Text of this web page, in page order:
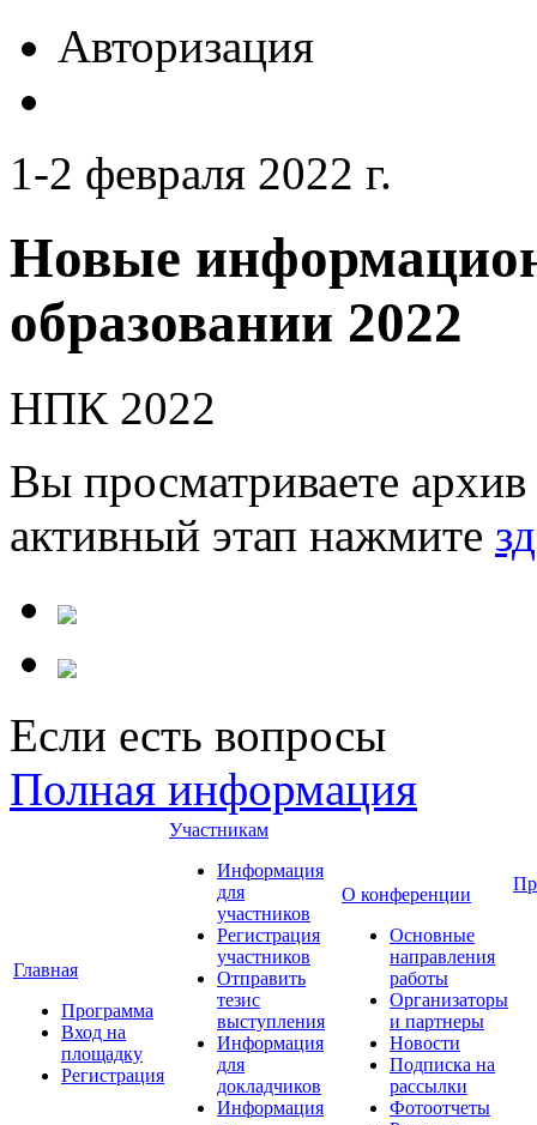
Авторизация
1-2 февраля 2022 г.
Новые
образовании 2022
НПК 2022
Вы просматриваете
активный этап нажмите
Если есть вопросы
Полная информация
Главная
Программа
Вход на
площадку
Регистрация
Участникам
Информация
для
участников
Регистрация
участников
Отправить
тезис
выступления
Информация
для
докладчиков
Информация
О конференции
Основные
направления
работы
Организаторы
и партнеры
Новости
Подписка на
рассылки
Фотоотчеты